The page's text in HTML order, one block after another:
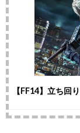
【FF14】立ち回